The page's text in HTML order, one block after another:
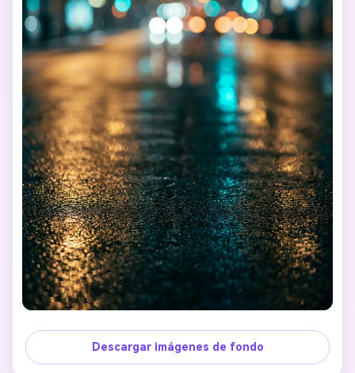
Descargar imágenes de fondo